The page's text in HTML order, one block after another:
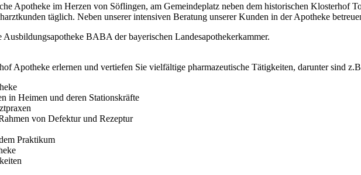
Apotheke im Herzen von Söflingen, am Gemeindeplatz neben dem historischen Klosterhof
täglich. Neben unserer intensiven Beratung unserer Kunden in der Apotheke
BABA der bayerischen Landesapothekerkammer.
Apotheke erlernen und vertiefen Sie vielfältige pharmazeutische Tätigkeiten, darunter sind
in Heimen und deren Stationskräfte
von Defektur und Rezeptur
Praktikum